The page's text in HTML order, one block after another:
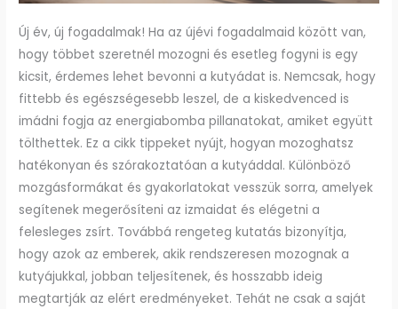
Új év, új fogadalmak! Ha az újévi fogadalmaid között van,
hogy többet szeretnél mozogni és esetleg fogyni is egy
kicsit, érdemes lehet bevonni a kutyádat is. Nemcsak, hogy
fittebb és egészségesebb leszel, de a kiskedvenced is
imádni fogja az energiabomba pillanatokat, amiket együtt
tölthettek. Ez a cikk tippeket nyújt, hogyan mozoghatsz
hatékonyan és szórakoztatóan a kutyáddal. Különböző
mozgásformákat és gyakorlatokat vesszük sorra, amelyek
segítenek megerősíteni az izmaidat és elégetni a
felesleges zsírt. Továbbá rengeteg kutatás bizonyítja,
hogy azok az emberek, akik rendszeresen mozognak a
kutyájukkal, jobban teljesítenek, és hosszabb ideig
megtartják az elért eredményeket. Tehát ne csak a saját